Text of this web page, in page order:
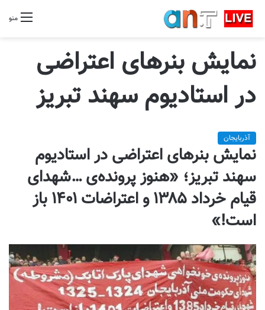
منو
نمایش بنرهای اعتراضی
در استادیوم سهند تبریز
آذربایجان
نمایش بنرهای اعتراضی در استادیوم
سهند تبریز؛ «هنوز پرونده‌ی …شهدای
قیام خرداد ۱۳۸۵ و اعتراضات ۱۴۰۱ باز
است!»